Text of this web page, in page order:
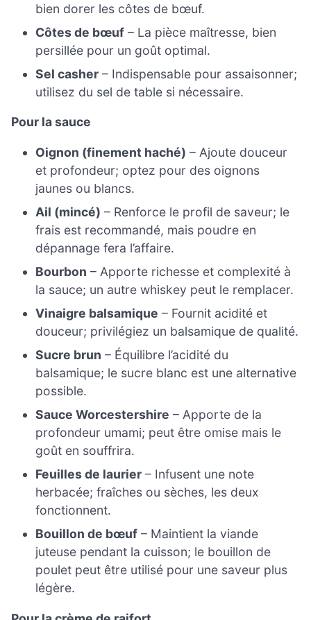
bien dorer les côtes de bœuf.
Côtes de bœuf – La pièce maîtresse, bien
persillée pour un goût optimal.
Sel casher – Indispensable pour assaisonner;
utilisez du sel de table si nécessaire.
Pour la sauce
Oignon (finement haché) – Ajoute douceur
et profondeur; optez pour des oignons
jaunes ou blancs.
Ail (mincé) – Renforce le profil de saveur; le
frais est recommandé, mais poudre en
dépannage fera l’affaire.
Bourbon – Apporte richesse et complexité à
la sauce; un autre whiskey peut le remplacer.
Vinaigre balsamique – Fournit acidité et
douceur; privilégiez un balsamique de qualité.
Sucre brun – Équilibre l’acidité du
balsamique; le sucre blanc est une alternative
possible.
Sauce Worcestershire – Apporte de la
profondeur umami; peut être omise mais le
goût en souffrira.
Feuilles de laurier – Infusent une note
herbacée; fraîches ou sèches, les deux
fonctionnent.
Bouillon de bœuf – Maintient la viande
juteuse pendant la cuisson; le bouillon de
poulet peut être utilisé pour une saveur plus
légère.